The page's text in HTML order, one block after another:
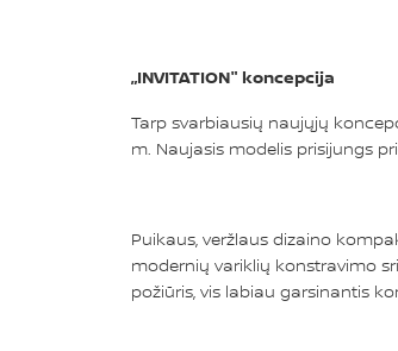
„INVITATION" koncepcija
Tarp svarbiausių naujųjų
m. Naujasis modelis prisijungs
Puikaus, veržlaus dizaino
modernių variklių konstravimo
požiūris, vis labiau garsinantis